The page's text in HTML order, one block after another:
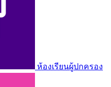
ห้องเรียนผู้ปกครอง